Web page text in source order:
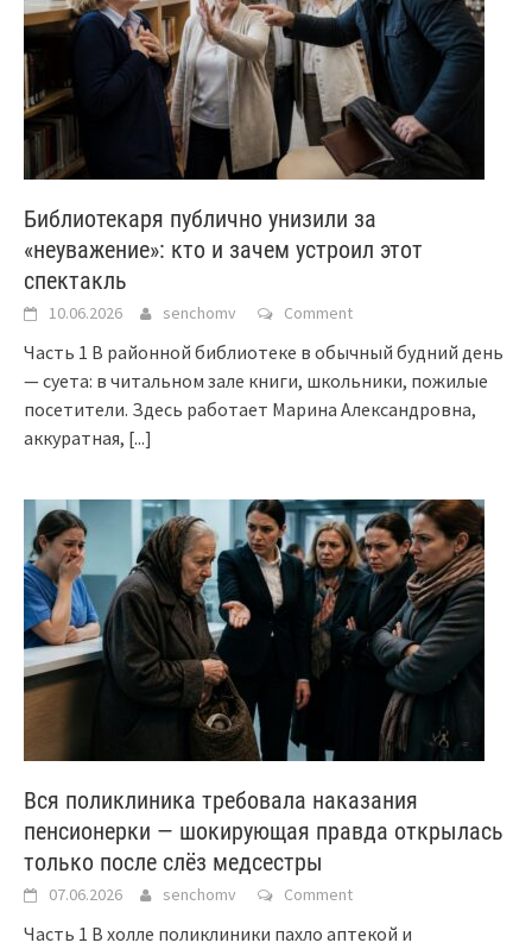
Библиотекаря публично унизили за
«неуважение»: кто и зачем устроил этот
спектакль
10.06.2026 senchomv Comment
Часть 1 В районной библиотеке в обычный будний день
— суета: в читальном зале книги, школьники, пожилые
посетители. Здесь работает Марина Александровна,
аккуратная, [...]
Вся поликлиника требовала наказания
пенсионерки — шокирующая правда открылась
только после слёз медсестры
07.06.2026 senchomv Comment
Часть 1 В холле поликлиники пахло аптекой и